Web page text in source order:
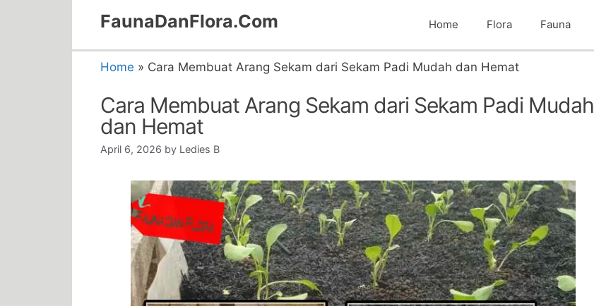
FaunaDanFlora.Com Home Flora Fauna
Home » Cara Membuat Arang Sekam dari Sekam Padi Mudah dan Hemat
Cara Membuat Arang Sekam dari Sekam Padi Mudah
dan Hemat
April 6, 2026 by Ledies B